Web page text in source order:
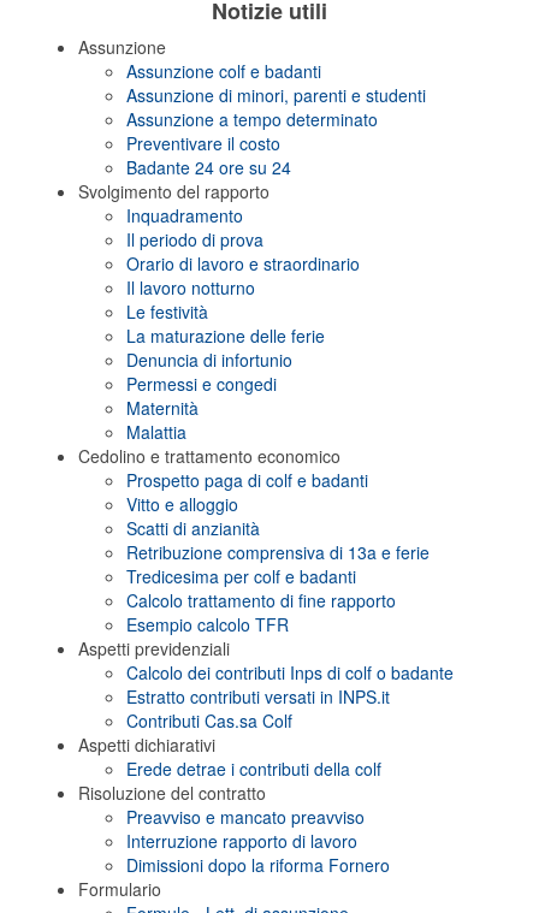
Notizie utili
Assunzione
Assunzione colf e badanti
Assunzione di minori, parenti e studenti
Assunzione a tempo determinato
Preventivare il costo
Badante 24 ore su 24
Svolgimento del rapporto
Inquadramento
Il periodo di prova
Orario di lavoro e straordinario
Il lavoro notturno
Le festività
La maturazione delle ferie
Denuncia di infortunio
Permessi e congedi
Maternità
Malattia
Cedolino e trattamento economico
Prospetto paga di colf e badanti
Vitto e alloggio
Scatti di anzianità
Retribuzione comprensiva di 13a e ferie
Tredicesima per colf e badanti
Calcolo trattamento di fine rapporto
Esempio calcolo TFR
Aspetti previdenziali
Calcolo dei contributi Inps di colf o badante
Estratto contributi versati in INPS.it
Contributi Cas.sa Colf
Aspetti dichiarativi
Erede detrae i contributi della colf
Risoluzione del contratto
Preavviso e mancato preavviso
Interruzione rapporto di lavoro
Dimissioni dopo la riforma Fornero
Formulario